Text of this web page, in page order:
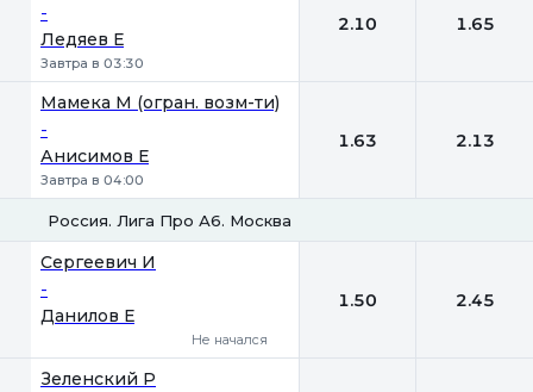
-
Ледяев Е
Завтра в 03:30
2.10 1.65
Мамека М (огран. возм-ти)
-
Анисимов Е
Завтра в 04:00
1.63 2.13
Россия. Лига Про А6. Москва
Сергеевич И
-
Данилов Е
Не начался
1.50 2.45
Зеленский Р